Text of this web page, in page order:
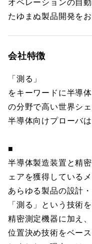
オペレーションの自動
たゆまぬ製品開発を
会社特徴
「測る」
をキーワードに半導
の分野で高い世界シ
半導体向けプローバ
■
半導体製造装置と精
ェアを獲得している
あらゆる製品の設計
「測る」という技術
精密測定機器に加え
位置決め技術をベー